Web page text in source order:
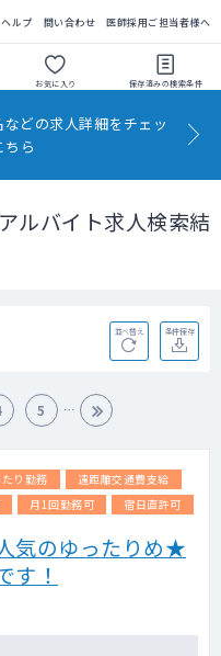
ヘルプ 問い合わせ 医師採用ご担当者様へ
お気に入り 保存済みの検索条件
どの求人詳細をチェッ
ちら
ルバイト求人検索結
並べ替え 条件保存
5
り勤務
遠距離交通費支給
月1回勤務可 宿日直許可
気のゆったりめ★
す！